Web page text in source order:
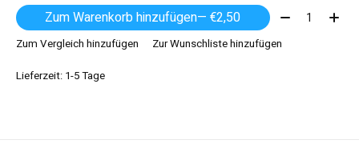
Zum Warenkorb hinzufügen — €2,50 Menge:
Zum Vergleich hinzufügen
Zur Wunschliste hinzufügen
Lieferzeit: 1-5 Tage